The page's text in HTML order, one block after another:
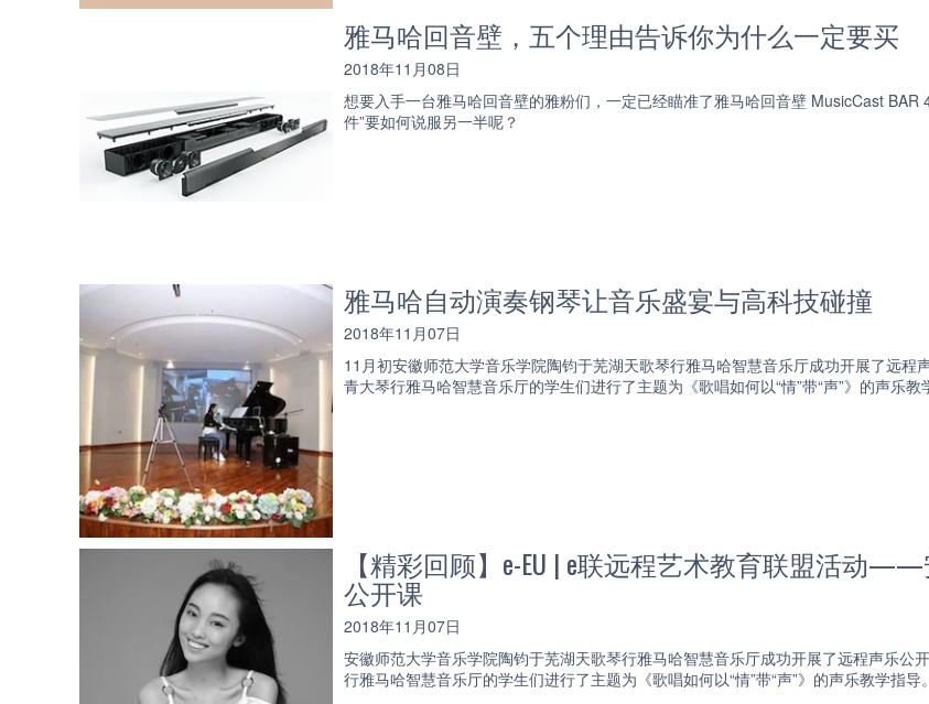
雅马哈回音壁，五个理由告诉你为什么一定要买
2018年11月08日
想要入手一台雅马哈回音壁的雅粉们，一定已经瞄准了雅马哈回音壁 MusicCast
件”要如何说服另一半呢？
雅马哈自动演奏钢琴让音乐盛宴与高科技碰撞
2018年11月07日
11月初安徽师范大学音乐学院陶钧于芜湖天歌琴行雅马哈智慧音乐厅成功开展了远
青大琴行雅马哈智慧音乐厅的学生们进行了主题为《歌唱如何以“情”带“声”》的声乐教
【精彩回顾】e-EU | e联远程艺术教育联盟活动
公开课
2018年11月07日
安徽师范大学音乐学院陶钧于芜湖天歌琴行雅马哈智慧音乐厅成功开展了远程声乐
行雅马哈智慧音乐厅的学生们进行了主题为《歌唱如何以“情”带“声”》的声乐教学指导。